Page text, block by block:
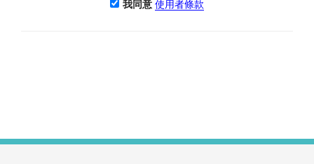
我同意 使用者條款